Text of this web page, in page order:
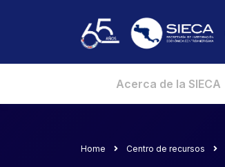
Acerca de la SIECA
Home Centro de recursos